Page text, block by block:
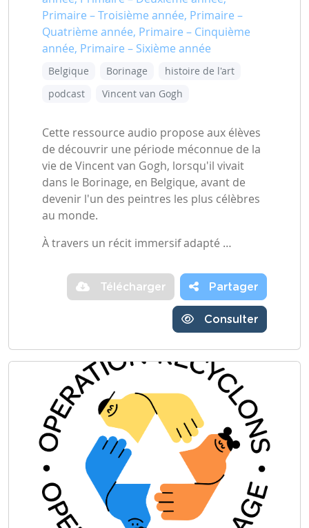
Primaire – Troisième année, Primaire –
Quatrième année, Primaire – Cinquième
année, Primaire – Sixième année
Belgique Borinage
histoire de l'art
podcast
Vincent van Gogh
Cette ressource audio propose aux élèves
de découvrir une période méconnue de la
vie de Vincent van Gogh, lorsqu'il vivait
dans le Borinage, en Belgique, avant de
devenir l'un des peintres les plus célèbres
au monde.
À travers un récit immersif adapté …
Télécharger Partager
Consulter